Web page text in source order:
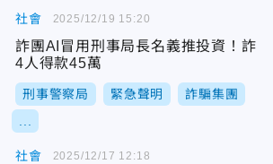
社會
詐團AI冒用刑事局長名義推投資！詐
4人得款45萬
刑事警察局 緊急聲明 詐騙集團
2025/12/19 15:20
社會 2025/12/17 12:18